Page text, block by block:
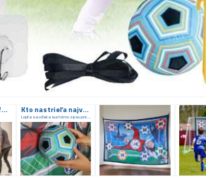
Pre futbalových fanúšikov Kto nastrieľa najviac bodov?
Lopta sa vďaka suchému zipsu prichytí